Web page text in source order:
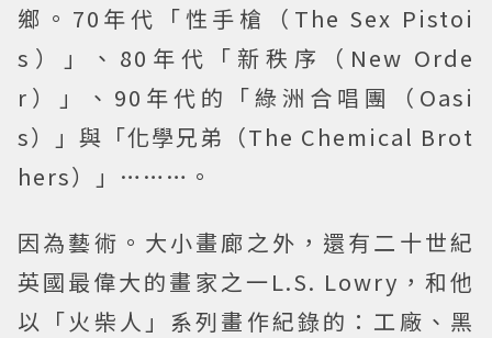
鄉。70年代「性手槍（The Sex Pistoi
s）」、80年代「新秩序（New Orde
r）」、90年代的「綠洲合唱團（Oasi
s）」與「化學兄弟（The Chemical Brot
hers）」………。
因為藝術。大小畫廊之外，還有二十世紀
英國最偉大的畫家之一L.S. Lowry，和他
以「火柴人」系列畫作紀錄的：工廠、黑